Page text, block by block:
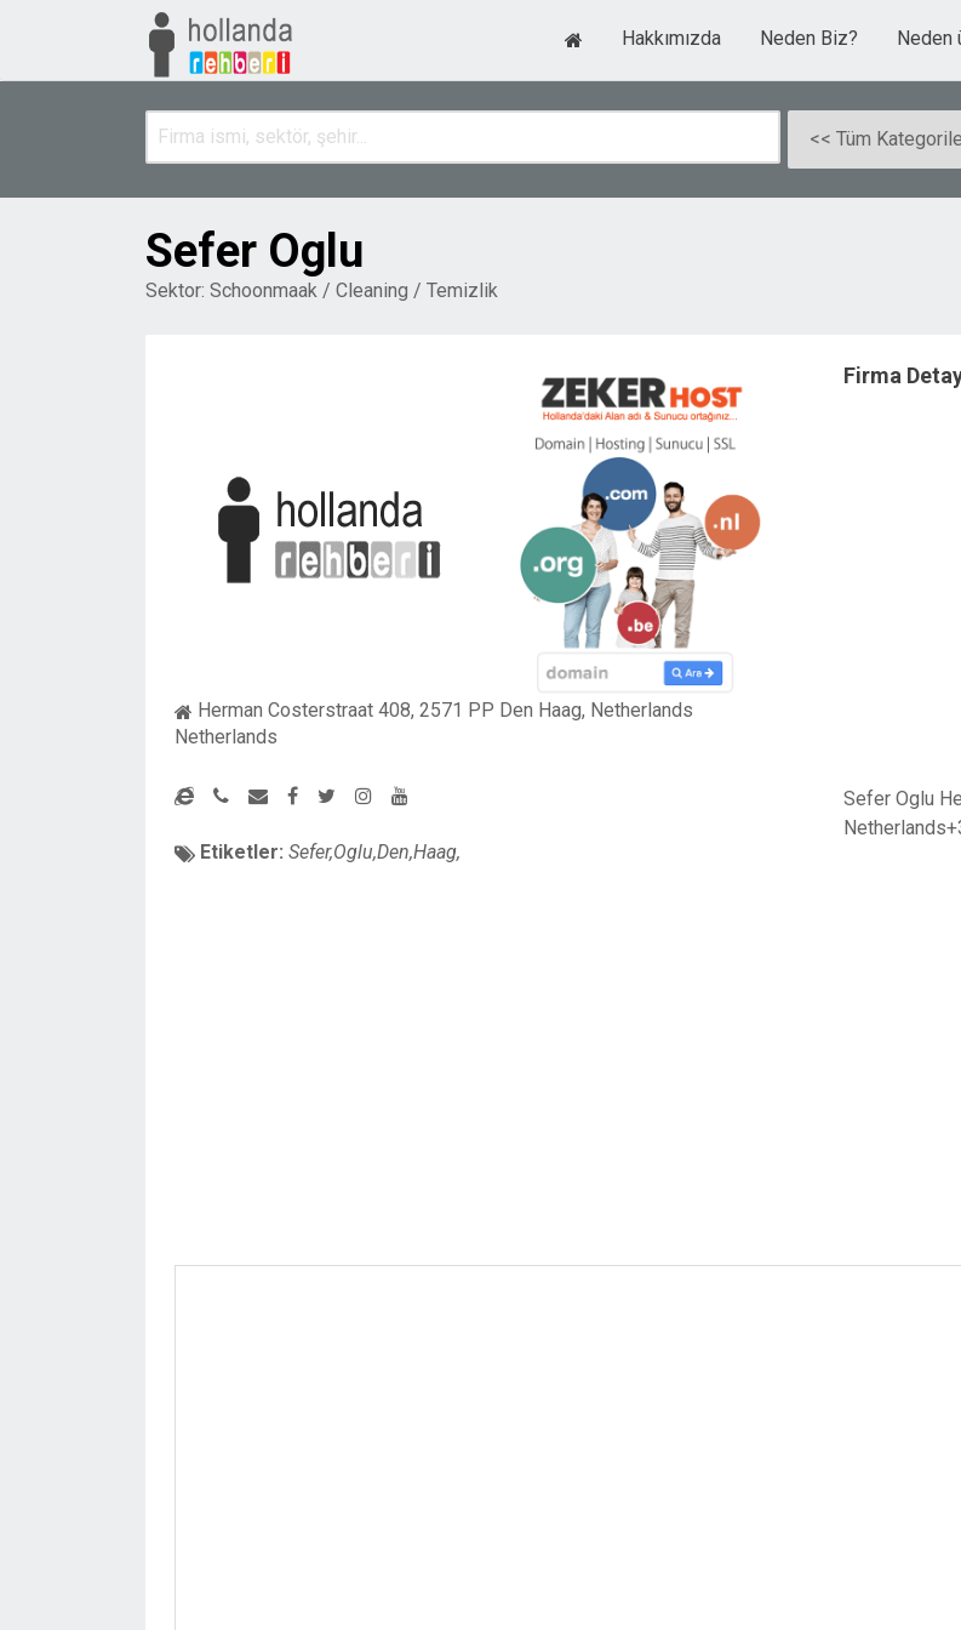
Hakkımızda Neden Biz? Neden
Sefer Oglu
Sektor: Schoonmaak / Cleaning / Temizlik
Herman Costerstraat 408, 2571 PP Den Haag, Netherlands
Netherlands
Etiketler: Sefer,Oglu,Den,Haag,
Firma
Sefer Oglu